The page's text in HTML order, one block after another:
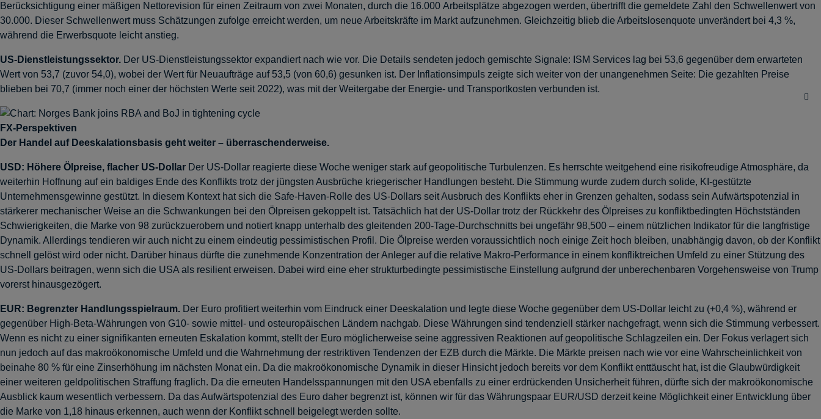
Berücksichtigung einer mäßigen Nettorevision für einen Zeitraum von zwei Monaten, durch die 16.000 Arbeitsplätze abgezogen werden, übertrifft die gemeldete Zahl den Schwellenwert von
30.000. Dieser Schwellenwert muss Schätzungen zufolge erreicht werden, um neue Arbeitskräfte im Markt aufzunehmen. Gleichzeitig blieb die Arbeitslosenquote unverändert bei 4,3 %,
während die Erwerbsquote leicht anstieg.
US-Dienstleistungssektor. Der US-Dienstleistungssektor expandiert nach wie vor. Die Details sendeten jedoch gemischte Signale: ISM Services lag bei 53,6 gegenüber dem erwarteten
Wert von 53,7 (zuvor 54,0), wobei der Wert für Neuaufträge auf 53,5 (von 60,6) gesunken ist. Der Inflationsimpuls zeigte sich weiter von der unangenehmen Seite: Die gezahlten Preise
blieben bei 70,7 (immer noch einer der höchsten Werte seit 2022), was mit der Weitergabe der Energie- und Transportkosten verbunden ist.
FX-Perspektiven
Der Handel auf Deeskalationsbasis geht weiter – überraschenderweise.
USD: Höhere Ölpreise, flacher US-Dollar Der US-Dollar reagierte diese Woche weniger stark auf geopolitische Turbulenzen. Es herrschte weitgehend eine risikofreudige Atmosphäre, da
weiterhin Hoffnung auf ein baldiges Ende des Konflikts trotz der jüngsten Ausbrüche kriegerischer Handlungen besteht. Die Stimmung wurde zudem durch solide, KI-gestützte
Unternehmensgewinne gestützt. In diesem Kontext hat sich die Safe-Haven-Rolle des US-Dollars seit Ausbruch des Konflikts eher in Grenzen gehalten, sodass sein Aufwärtspotenzial in
stärkerer mechanischer Weise an die Schwankungen bei den Ölpreisen gekoppelt ist. Tatsächlich hat der US-Dollar trotz der Rückkehr des Ölpreises zu konfliktbedingten Höchstständen
Schwierigkeiten, die Marke von 98 zurückzuerobern und notiert knapp unterhalb des gleitenden 200-Tage-Durchschnitts bei ungefähr 98,500 – einem nützlichen Indikator für die langfristige
Dynamik. Allerdings tendieren wir auch nicht zu einem eindeutig pessimistischen Profil. Die Ölpreise werden voraussichtlich noch einige Zeit hoch bleiben, unabhängig davon, ob der Konflikt
schnell gelöst wird oder nicht. Darüber hinaus dürfte die zunehmende Konzentration der Anleger auf die relative Makro-Performance in einem konfliktreichen Umfeld zu einer Stützung des
US-Dollars beitragen, wenn sich die USA als resilient erweisen. Dabei wird eine eher strukturbedingte pessimistische Einstellung aufgrund der unberechenbaren Vorgehensweise von Trump
vorerst hinausgezögert.
EUR: Begrenzter Handlungsspielraum. Der Euro profitiert weiterhin vom Eindruck einer Deeskalation und legte diese Woche gegenüber dem US-Dollar leicht zu (+0,4 %), während er
gegenüber High-Beta-Währungen von G10- sowie mittel- und osteuropäischen Ländern nachgab. Diese Währungen sind tendenziell stärker nachgefragt, wenn sich die Stimmung verbessert.
Wenn es nicht zu einer signifikanten erneuten Eskalation kommt, stellt der Euro möglicherweise seine aggressiven Reaktionen auf geopolitische Schlagzeilen ein. Der Fokus verlagert sich
nun jedoch auf das makroökonomische Umfeld und die Wahrnehmung der restriktiven Tendenzen der EZB durch die Märkte. Die Märkte preisen nach wie vor eine Wahrscheinlichkeit von
beinahe 80 % für eine Zinserhöhung im nächsten Monat ein. Da die makroökonomische Dynamik in dieser Hinsicht jedoch bereits vor dem Konflikt enttäuscht hat, ist die Glaubwürdigkeit
einer weiteren geldpolitischen Straffung fraglich. Da die erneuten Handelsspannungen mit den USA ebenfalls zu einer erdrückenden Unsicherheit führen, dürfte sich der makroökonomische
Ausblick kaum wesentlich verbessern. Da das Aufwärtspotenzial des Euro daher begrenzt ist, können wir für das Währungspaar EUR/USD derzeit keine Möglichkeit einer Entwicklung über
die Marke von 1,18 hinaus erkennen, auch wenn der Konflikt schnell beigelegt werden sollte.